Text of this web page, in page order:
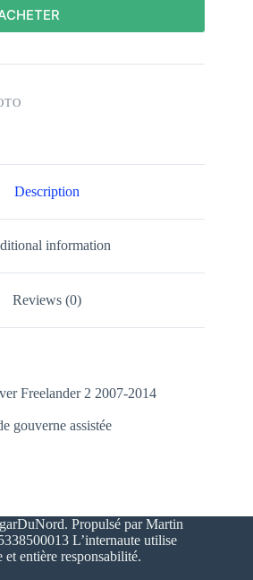
Description
information
Reviews (0)
Freelander 2 2007-2014
gouverne assistée
Propulsé par Martin
L’internaute utilise
et entière responsabilité.